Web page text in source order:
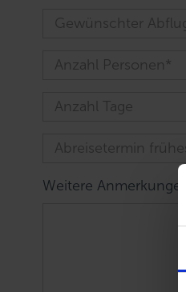
Weitere